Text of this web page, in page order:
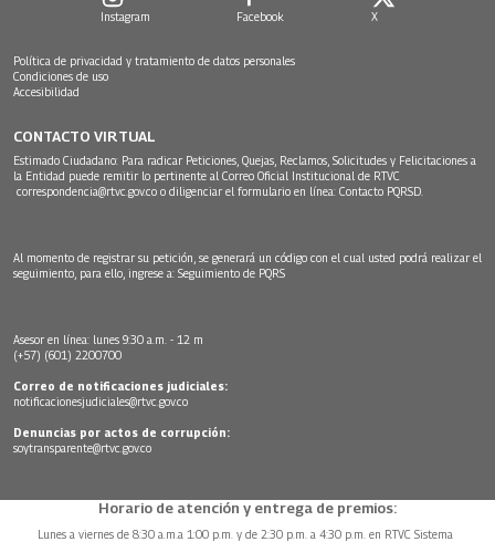
Instagram Facebook X
Política de privacidad y tratamiento de datos personales
Condiciones de uso
Accesibilidad
CONTACTO VIRTUAL
Estimado Ciudadano: Para radicar Peticiones, Quejas, Reclamos, Solicitudes y Felicitaciones a
la Entidad puede remitir lo pertinente al Correo Oficial Institucional de RTVC
correspondencia@rtvc.gov.co o diligenciar el formulario en línea: Contacto PQRSD.
Al momento de registrar su petición, se generará un código con el cual usted podrá realizar el
seguimiento, para ello, ingrese a: Seguimiento de PQRS
Asesor en línea: lunes 9:30 a.m. - 12 m
(+57) (601) 2200700
Correo de notificaciones judiciales:
notificacionesjudiciales@rtvc.gov.co
Denuncias por actos de corrupción:
soytransparente@rtvc.gov.co
Horario de atención y entrega de premios:
Lunes a viernes de 8:30 a.m.a 1:00 p.m. y de 2:30 p.m. a 4:30 p.m. en RTVC Sistema